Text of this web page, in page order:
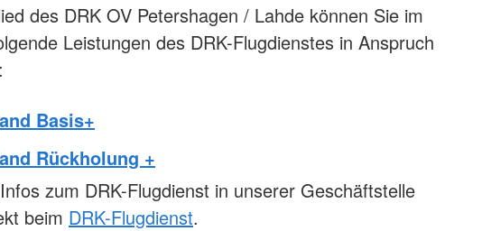
des DRK OV Petershagen / Lahde können Sie im
Leistungen des DRK-Flugdienstes in Anspruch
Basis+
Rückholung +
zum DRK-Flugdienst in unserer Geschäftstelle
beim DRK-Flugdienst.